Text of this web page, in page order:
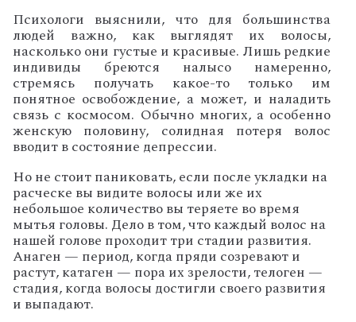
Психологи выяснили, что для большинства
людей важно, как выглядят их волосы,
насколько они густые и красивые. Лишь редкие
индивиды бреются налысо намеренно,
стремясь получать какое-то только им
понятное освобождение, а может, и наладить
связь с космосом. Обычно многих, а особенно
женскую половину, солидная потеря волос
вводит в состояние депрессии.
Но не стоит паниковать, если после укладки на
расческе вы видите волосы или же их
небольшое количество вы теряете во время
мытья головы. Дело в том, что каждый волос на
нашей голове проходит три стадии развития.
Анаген — период, когда пряди созревают и
растут, катаген — пора их зрелости, телоген —
стадия, когда волосы достигли своего развития
и выпадают.